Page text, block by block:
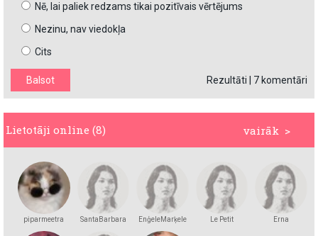
Nē, lai paliek redzams tikai pozitīvais vērtējums
Nezinu, nav viedokļa
Cits
Rezultāti 7 komentāri
vairāk >
Lietotāji online (8)
piparmeetra SantaBarbara EnģeleMarķele Le Petit Erna